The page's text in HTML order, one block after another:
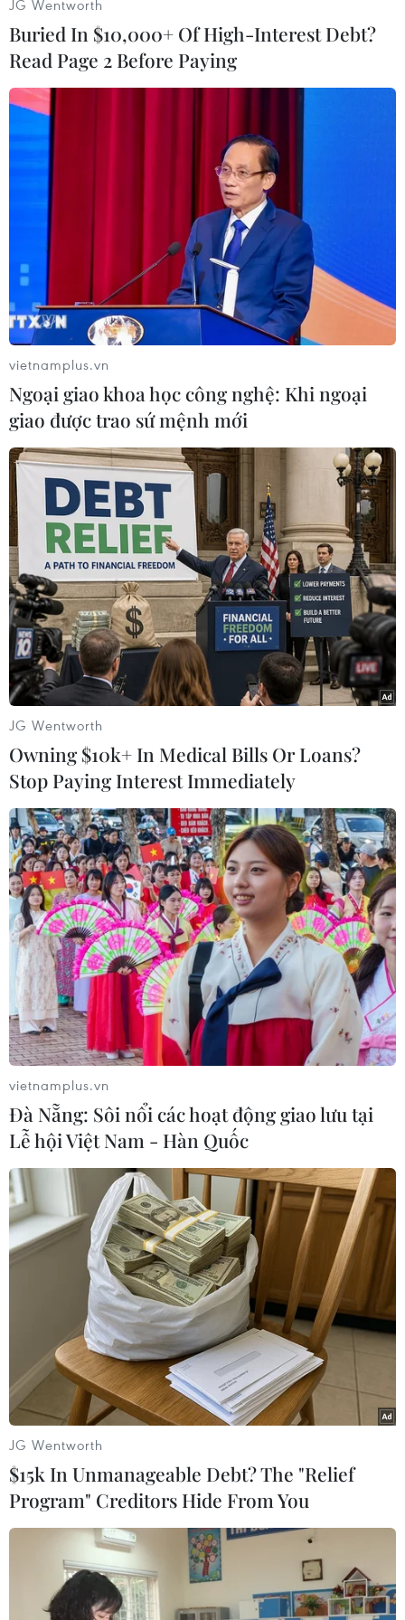
JG Wentworth
Buried In $10,000+ Of High-Interest Debt?
Read Page 2 Before Paying
vietnamplus.vn
Ngoại giao khoa học công nghệ: Khi ngoại
giao được trao sứ mệnh mới
JG Wentworth
Owning $10k+ In Medical Bills Or Loans?
Stop Paying Interest Immediately
vietnamplus.vn
Đà Nẵng: Sôi nổi các hoạt động giao lưu tại
Lễ hội Việt Nam - Hàn Quốc
JG Wentworth
$15k In Unmanageable Debt? The "Relief
Program" Creditors Hide From You